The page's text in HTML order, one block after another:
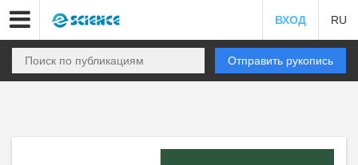
ВХОД RU
Отправить рукопись